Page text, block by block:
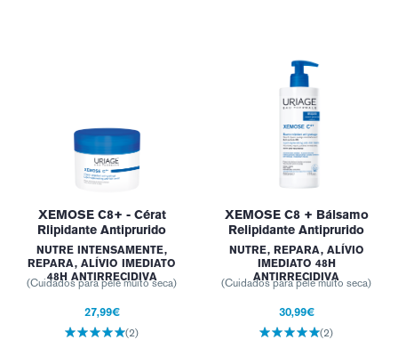
XEMOSE C8+ - Cérat
Rlipidante Antiprurido
NUTRE INTENSAMENTE,
REPARA, ALÍVIO IMEDIATO
48H ANTIRRECIDIVA
(Cuidados para pele muito seca)
27,99€
(2)
XEMOSE C8 + Bálsamo
Relipidante Antiprurido
NUTRE, REPARA, ALÍVIO
IMEDIATO 48H
ANTIRRECIDIVA
(Cuidados para pele muito seca)
30,99€
(2)